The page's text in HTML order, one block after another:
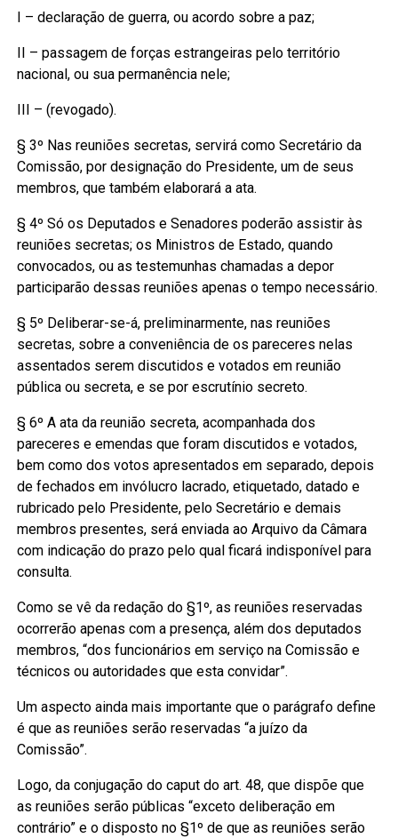
I – declaração de guerra, ou acordo sobre a paz;
II – passagem de forças estrangeiras pelo território
nacional, ou sua permanência nele;
III – (revogado).
§ 3º Nas reuniões secretas, servirá como Secretário da
Comissão, por designação do Presidente, um de seus
membros, que também elaborará a ata.
§ 4º Só os Deputados e Senadores poderão assistir às
reuniões secretas; os Ministros de Estado, quando
convocados, ou as testemunhas chamadas a depor
participarão dessas reuniões apenas o tempo necessário.
§ 5º Deliberar-se-á, preliminarmente, nas reuniões
secretas, sobre a conveniência de os pareceres nelas
assentados serem discutidos e votados em reunião
pública ou secreta, e se por escrutínio secreto.
§ 6º A ata da reunião secreta, acompanhada dos
pareceres e emendas que foram discutidos e votados,
bem como dos votos apresentados em separado, depois
de fechados em invólucro lacrado, etiquetado, datado e
rubricado pelo Presidente, pelo Secretário e demais
membros presentes, será enviada ao Arquivo da Câmara
com indicação do prazo pelo qual ficará indisponível para
consulta.
Como se vê da redação do §1º, as reuniões reservadas
ocorrerão apenas com a presença, além dos deputados
membros, “dos funcionários em serviço na Comissão e
técnicos ou autoridades que esta convidar”.
Um aspecto ainda mais importante que o parágrafo define
é que as reuniões serão reservadas “a juízo da
Comissão”.
Logo, da conjugação do caput do art. 48, que dispõe que
as reuniões serão públicas “exceto deliberação em
contrário” e o disposto no §1º de que as reuniões serão